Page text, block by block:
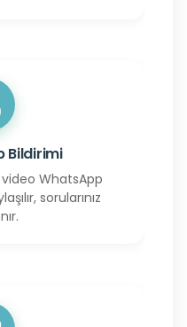
Bildirimi
WhatsApp
sorularınız